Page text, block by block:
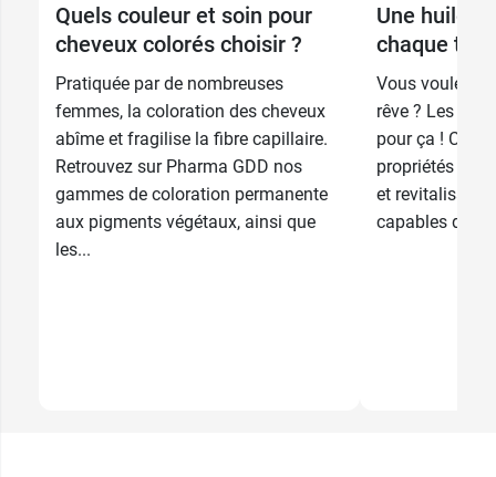
Recharge 750
ml
18,99 €
Quels couleur et soin pour
cheveux colorés choisir ?
Pratiquée par de nombreuses
femmes, la coloration des cheveux
abîme et fragilise la fibre capillaire.
Retrouvez sur Pharma GDD nos
gammes de coloration permanente
aux pigments végétaux, ainsi que
les...
Une huile
chaque
Vous voulez
rêve ? Les
pour ça !
propriétés
et
capables de